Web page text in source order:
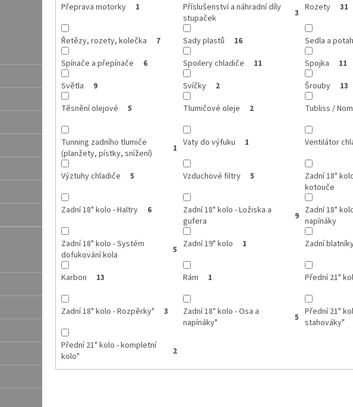
Přeprava motorky 1
Příslušenství a náhradní díly
stupaček
3 Rozety 31
Řetězy, rozety, kolečka 7 Sady plastů 16 Sedla a
Spínače a přepínače 6 Spoilery chladiče 11 Spojka 11
Světla 9 Svíčky 2 Šrouby 13
Těsnění olejové 5 Tlumičové oleje 2 Tubliss /
Tunning zadního tlumiče
(planžety, pístky, snížení)
1 Vaty do výfuku 1 Ventilátor
Výztuhy chladiče 5 Vzduchové filtry 5
Zadní 18"
kotouče
Zadní 18" kolo - Haltry 6
Zadní 18" kolo - Ložiska a
gufera
9
Zadní 18"
napínáky
Zadní 18" kolo - Systém
dofukování kola
5 Zadní 19" kolo 1 Zadní
Karbon 13 Rám 1 Přední 21"
Zadní 18" kolo - Rozpěrky" 3
Zadní 18" kolo - Osa a
napínáky"
5
Přední 21"
stahováky"
Přední 21" kolo - kompletní
kolo"
2